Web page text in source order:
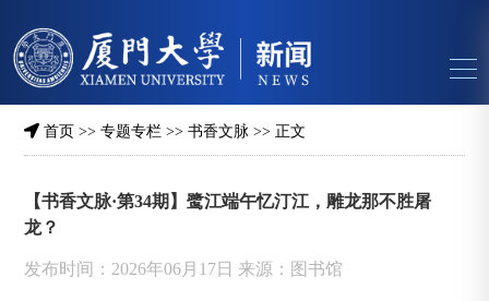
首页 >>专题专栏 >>书香文脉 >> 正文
【书香文脉·第34期】鹭江端午忆汀江，雕龙那不胜屠
龙？
发布时间：2026年06月17日 来源：图书馆